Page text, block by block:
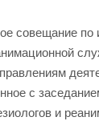
совещание по
с
и